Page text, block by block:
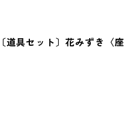
道具セット〕花みずき〈座